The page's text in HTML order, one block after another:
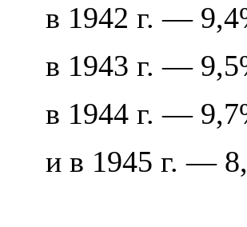
в 1942 г. —
в 1943 г. —
в 1944 г. —
и в 1945 г. —